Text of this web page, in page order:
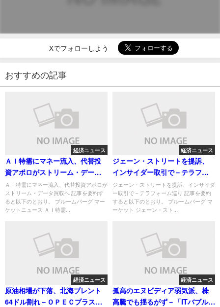
Xでフォローしよう
おすすめの記事
経済ニュース
ＡＩ特需にマネー流入、代替投
資アポロがストリーム・データ
買収へ
ＡＩ特需にマネー流入、代替投資アポロが
ストリーム・データ買収へ 記事を要約す
ると以下のとおり。 ブルームバーグ マー
ケットニュース ＡＩ特需...
経済ニュース
ジェーン・ストリートを提訴、
インサイダー取引で－テラフォ
ーム巡り
ジェーン・ストリートを提訴、インサイダ
ー取引で－テラフォーム巡り 記事を要約
すると以下のとおり。 ブルームバーグ マ
ーケット ジェーン・スト...
経済ニュース
原油相場が下落、北海ブレント
64ドル割れ－ＯＰＥＣプラス増
経済ニュース
孤高のエヌビディア弱気派、株
高騰でも揺るがず－「ITバブルと